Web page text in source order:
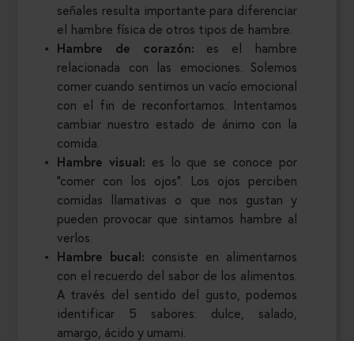
señales resulta importante para diferenciar
el hambre física de otros tipos de hambre.
Hambre de corazón: es el hambre
relacionada con las emociones. Solemos
comer cuando sentimos un vacío emocional
con el fin de reconfortarnos. Intentamos
cambiar nuestro estado de ánimo con la
comida.
Hambre visual: es lo que se conoce por
“comer con los ojos”. Los ojos perciben
comidas llamativas o que nos gustan y
pueden provocar que sintamos hambre al
verlos.
Hambre bucal: consiste en alimentarnos
con el recuerdo del sabor de los alimentos.
A través del sentido del gusto, podemos
identificar 5 sabores: dulce, salado,
amargo, ácido y umami.